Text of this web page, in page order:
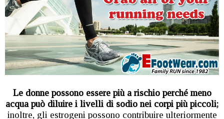
Le donne possono essere più a rischio perché meno
acqua può diluire i livelli di sodio nei corpi più piccoli;
inoltre, gli estrogeni possono contribuire ulteriormente